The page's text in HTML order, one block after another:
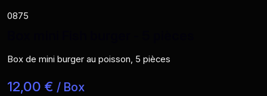
0875
Box de mini burger au poisson, 5 pièces
12,00 € / Box